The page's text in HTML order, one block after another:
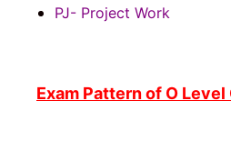
PJ- Project Work
Exam Pattern of O